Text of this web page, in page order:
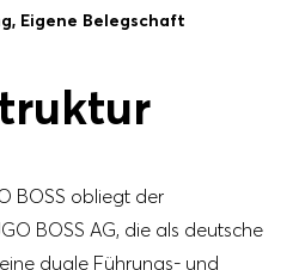
Eigene Belegschaft
BOSS obliegt der
BOSS AG, die als deutsche
duale Führungs- und